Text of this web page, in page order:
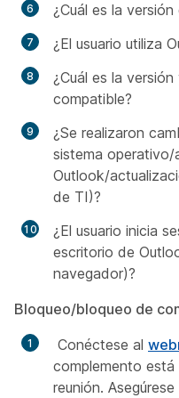
¿Cuál es la
¿El usuario utiliza
¿Cuál es la
compatible?
¿Se realizaron
sistema operativo/
Outlook/
de TI)?
¿El usuario inicia
escritorio de
navegador)?
Bloqueo/bloqueo de
Conéctese al
complemento está
reunión.